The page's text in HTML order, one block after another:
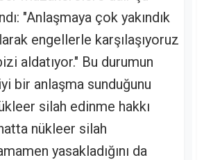
"Anlaşmaya çok yakındık
engellerle karşılaşıyoruz
aldatıyor." Bu durumun
bir anlaşma sunduğunu
silah edinme hakkı
hatta nükleer silah
yasakladığını da